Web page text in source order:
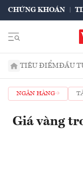
CHỨNG KHOÁN
TIÊU ĐIỂMĐẦU
NGÂN HÀNG
Giá vàng